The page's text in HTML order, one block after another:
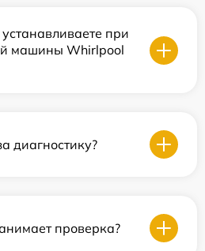
при
машины Whirlpool
диагностику?
проверка?